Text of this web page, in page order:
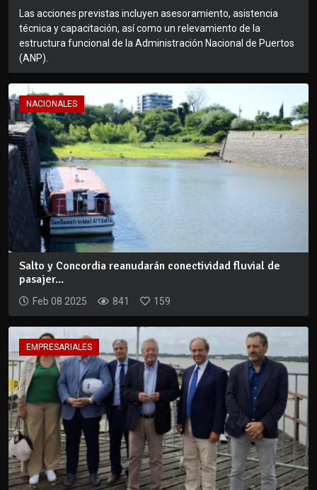
Las acciones previstas incluyen asesoramiento, asistencia
técnica y capacitación, así como un relevamiento de la
estructura funcional de la Administración Nacional de Puertos
(ANP).
NACIONALES
Salto y Concordia reanudarán conectividad fluvial de
pasajer...
Feb 08 2025 841 159
EMPRESARIALES